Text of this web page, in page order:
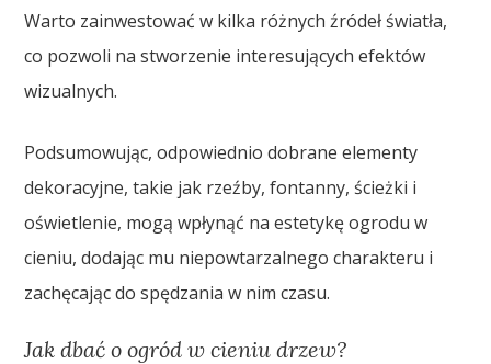
Warto zainwestować w kilka różnych źródeł światła,
co pozwoli na stworzenie interesujących efektów
wizualnych.
Podsumowując, odpowiednio dobrane elementy
dekoracyjne, takie jak rzeźby, fontanny, ścieżki i
oświetlenie, mogą wpłynąć na estetykę ogrodu w
cieniu, dodając mu niepowtarzalnego charakteru i
zachęcając do spędzania w nim czasu.
Jak dbać o ogród w cieniu drzew?